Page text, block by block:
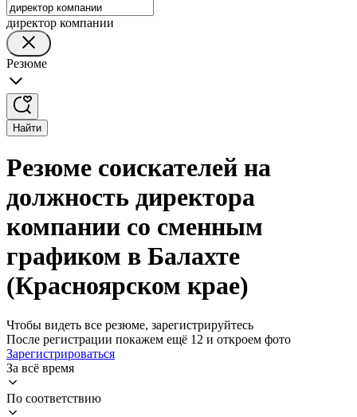
директор компании
Резюме
Найти
Резюме соискателей на
должность директора
компании со сменным
графиком в Балахте
(Красноярском крае)
Чтобы видеть все резюме, зарегистрируйтесь
После регистрации покажем ещё 12 и откроем фото
Зарегистрироваться
За всё время
По соответствию